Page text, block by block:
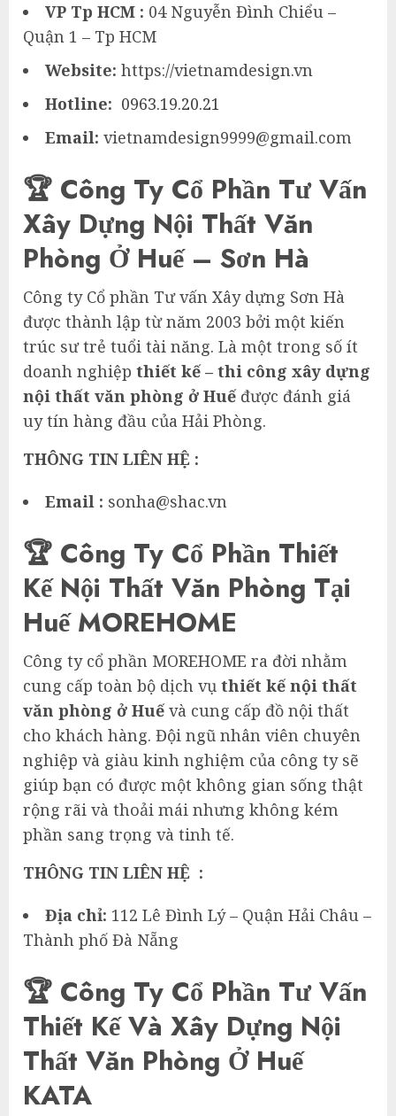
VP Tp HCM : 04 Nguyễn Đình Chiểu –
Quận 1 – Tp HCM
Website: https://vietnamdesign.vn
Hotline: 0963.19.20.21
Email: vietnamdesign9999@gmail.com
🏆 Công Ty Cổ Phần Tư Vấn
Xây Dựng Nội Thất Văn
Phòng Ở Huế – Sơn Hà
Công ty Cổ phần Tư vấn Xây dựng Sơn Hà
được thành lập từ năm 2003 bởi một kiến
trúc sư trẻ tuổi tài năng. Là một trong số ít
doanh nghiệp thiết kế – thi công xây dựng
nội thất văn phòng ở Huếđược đánh giá
uy tín hàng đầu của Hải Phòng.
THÔNG TIN LIÊN HỆ :
Email : sonha@shac.vn
🏆 Công Ty Cổ Phần Thiết
Kế Nội Thất Văn Phòng Tại
Huế MOREHOME
Công ty cổ phần MOREHOME ra đời nhằm
cung cấp toàn bộ dịch vụ thiết kế nội thất
văn phòng ở Huếvà cung cấp đồ nội thất
cho khách hàng. Đội ngũ nhân viên chuyên
nghiệp và giàu kinh nghiệm của công ty sẽ
giúp bạn có được một không gian sống thật
rộng rãi và thoải mái nhưng không kém
phần sang trọng và tinh tế.
THÔNG TIN LIÊN HỆ :
Địa chỉ: 112 Lê Đình Lý – Quận Hải Châu –
Thành phố Đà Nẵng
🏆 Công Ty Cổ Phần Tư Vấn
Thiết Kế Và Xây Dựng Nội
Thất Văn Phòng Ở Huế
KATA